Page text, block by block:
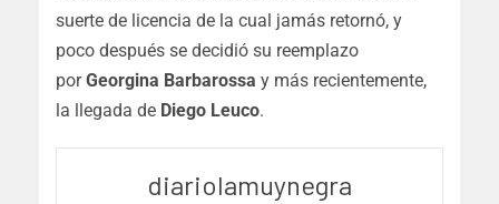
suerte de licencia de la cual jamás retornó, y
poco después se decidió su reemplazo
porGeorgina Barbarossa y más recientemente,
la llegada de Diego Leuco.
diariolamuynegra